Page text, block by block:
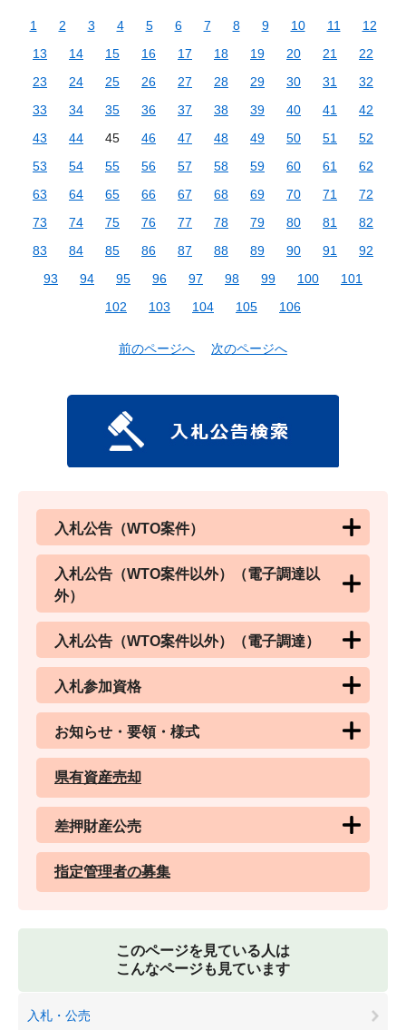
1 2 3 4 5 6 7 8 9 10 11
12
13
14 15 16 17 18 19 20 21
22
23
24 25 26 27 28 29 30 31
32
33
34 35 36 37 38 39 40 41
42
43
44 45 46 47 48 49 50 51
52
53
54 55 56 57 58 59 60 61
62
63
64 65 66 67 68 69 70 71
72
73
74 75 76 77 78 79 80 81
82
83
84 85 86 87 88 89 90 91
92
93
94 95 96 97 98 99 100
101
102
103 104 105 106
前のページへ 次のページへ
入札公告（WTO案件）
入札公告（WTO案件以外）（電子調達以
外）
入札公告（WTO案件以外）（電子調達）
入札参加資格
お知らせ・要領・様式
県有資産売却
差押財産公売
指定管理者の募集
このページを見ている人は
こんなページも見ています
入札・公売